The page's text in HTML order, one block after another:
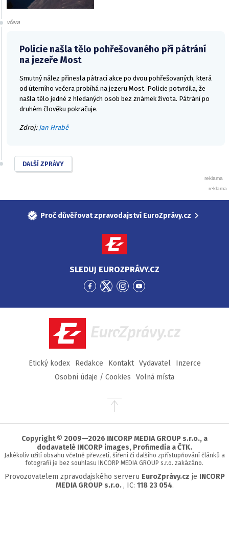
včera
Policie našla tělo pohřešovaného při pátrání
na jezeře Most
Smutný nález přinesla pátrací akce po dvou pohřešovaných, která
od úterního večera probíhá na jezeru Most. Policie potvrdila, že
našla tělo jedné z hledaných osob bez známek života. Pátrání po
druhém člověku pokračuje.
Zdroj: Jan Hrabě
DALŠÍ ZPRÁVY
Proč důvěřovat zpravodajství EuroZprávy.cz
SLEDUJ EUROZPRÁVY.CZ
Přejít
Facebook
Přejít
Twitter
Přejít
Instagram
Přejít
YouTube
EuroZprávy.cz
Etický kodex Redakce Kontakt Vydavatel
Inzerce
Osobní údaje / Cookies
Volná místa
Přejít
stránky
Copyright © 2009—2026 INCORP MEDIA GROUP s.r.o., a
dodavatelé INCORP images, Profimedia a ČTK.
Jakékoliv užití obsahu včetně převzetí, šíření či dalšího zpřístupňování článků a
fotografií je bez souhlasu INCORP MEDIA GROUP s.r.o. zakázáno.
Provozovatelem zpravodajského serveru EuroZprávy.cz je INCORP
MEDIA GROUP s.r.o. , IC: 118 23 054.